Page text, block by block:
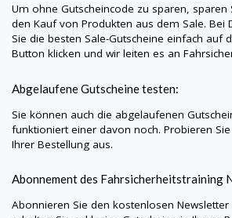
Um ohne Gutscheincode zu sparen, sparen
den Kauf von Produkten aus dem Sale. Bei
Sie die besten Sale-Gutscheine einfach auf
Button klicken und wir leiten es an
Abgelaufene Gutscheine testen:
Sie können auch die abgelaufenen
funktioniert einer davon noch. Probieren
Ihrer Bestellung aus.
Abonnement des Fahrsicherheitstraining
Abonnieren Sie den kostenlosen